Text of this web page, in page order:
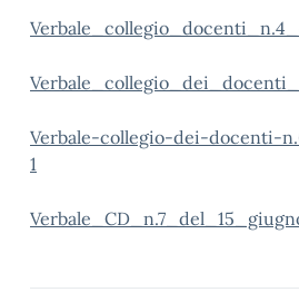
Verbale-collegio-dei-docenti-
1